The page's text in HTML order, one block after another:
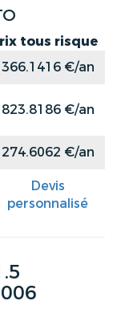
tous risque
366.1416 €/an
823.8186 €/an
274.6062 €/an
Devis
personnalisé